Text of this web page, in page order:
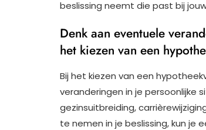
beslissing neemt die past bij
Denk aan eventuele
het kiezen van een
Bij het kiezen van een
veranderingen in je persoonlijke
gezinsuitbreiding,
te nemen in je beslissing, kun je